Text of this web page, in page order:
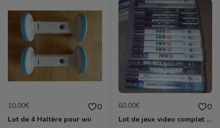
10.00€ 0
Lot de 4 Haltère pour wii
60.00€ 0
Lot de jeux video complet Pour PS3